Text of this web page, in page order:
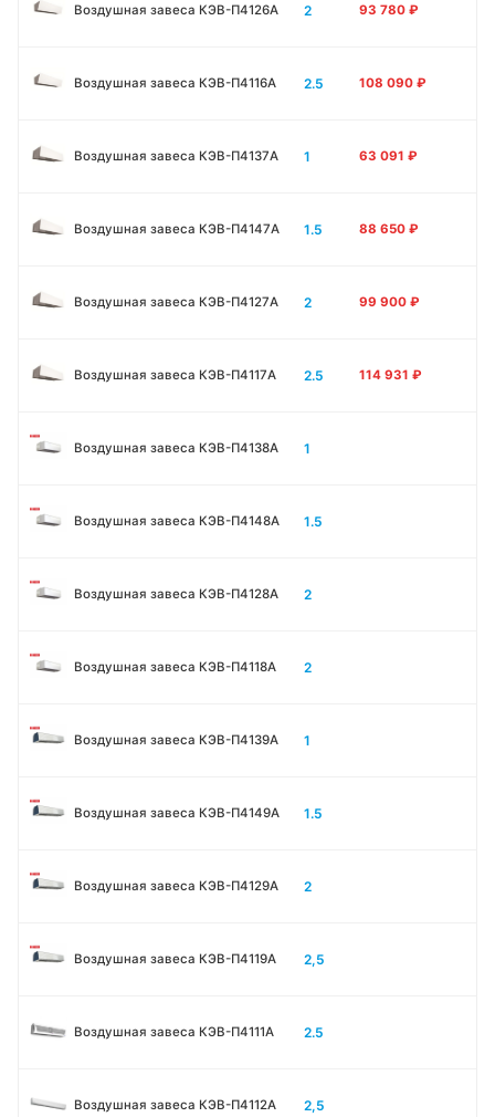
Воздушная завеса КЭВ-П4126A 2 93 780 ₽
Воздушная завеса КЭВ-П4116A 2.5 108 090 ₽
Воздушная завеса КЭВ-П4137A 1 63 091 ₽
Воздушная завеса КЭВ-П4147A 1.5 88 650 ₽
Воздушная завеса КЭВ-П4127A 2 99 900 ₽
Воздушная завеса КЭВ-П4117A 2.5 114 931 ₽
Воздушная завеса КЭВ-П4138А 1
Воздушная завеса КЭВ-П4148А 1.5
Воздушная завеса КЭВ-П4128А 2
Воздушная завеса КЭВ-П4118А 2
Воздушная завеса КЭВ-П4139А 1
Воздушная завеса КЭВ-П4149А 1.5
Воздушная завеса КЭВ-П4129А 2
Воздушная завеса КЭВ-П4119А 2,5
Воздушная завеса КЭВ-П4111A 2.5
Воздушная завеса КЭВ-П4112А 2,5